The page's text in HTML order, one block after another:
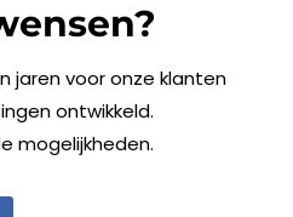
jaren voor onze klanten
ontwikkeld.
mogelijkheden.